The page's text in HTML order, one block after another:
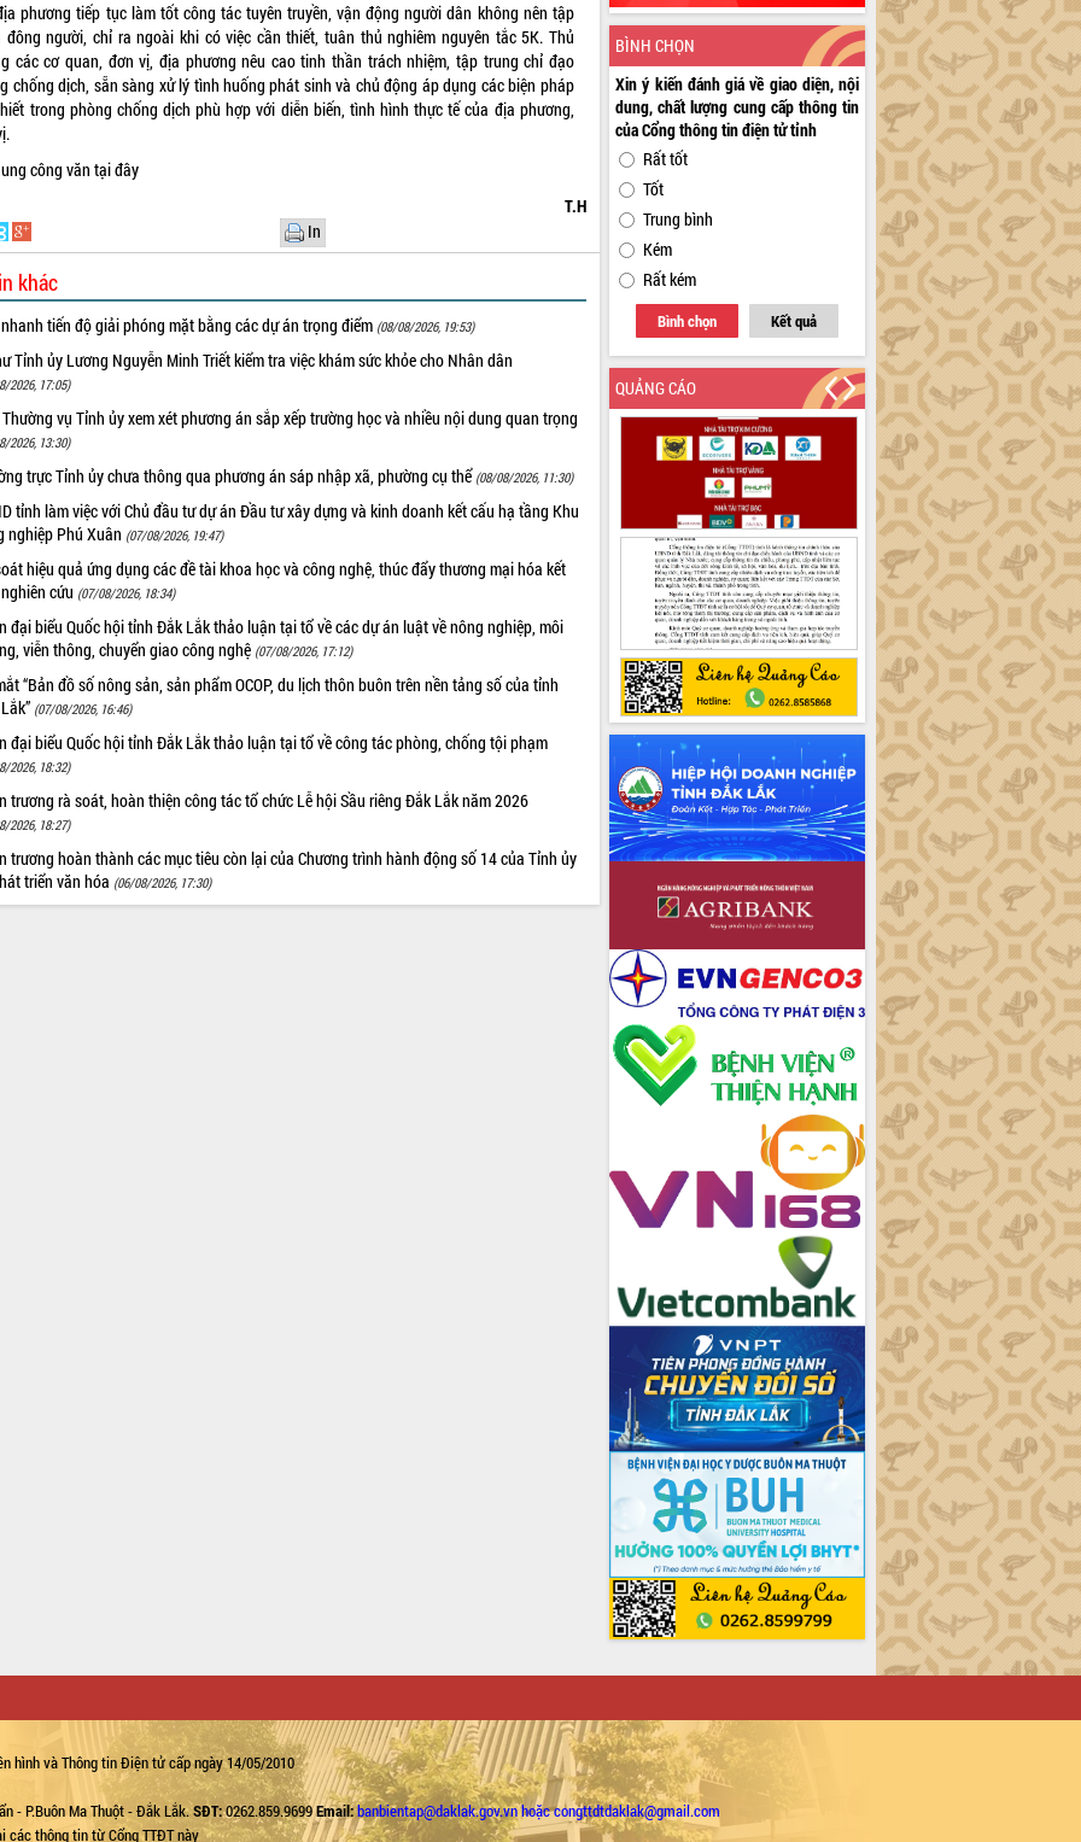
phương tiếp tục làm tốt công tác tuyên truyền, vận động người dân không nên tập
đông người, chỉ ra ngoài khi có việc cần thiết, tuân thủ nghiêm nguyên tắc 5K. Thủ
các cơ quan, đơn vị, địa phương nêu cao tinh thần trách nhiệm, tập trung chỉ đạo
chống dịch, sẵn sàng xử lý tình huống phát sinh và chủ động áp dụng các biện pháp
trong phòng chống dịch phù hợp với diễn biến, tình hình thực tế của địa phương,
công văn tạiđây
T.H
In
khác
tiến độ giải phóng mặt bằng các dự án trọng điểm (08/08/2026, 19:53)
Tỉnh ủy Lương Nguyễn Minh Triết kiểm tra việc khám sức khỏe cho Nhân dân
2026, 17:05)
vụ Tỉnh ủy xem xét phương án sắp xếp trường học và nhiều nội dung quan trọng
2026, 13:30)
trực Tỉnh ủy chưa thông qua phương án sáp nhập xã, phường cụ thể (08/08/2026, 11:30)
tỉnh làm việc với Chủ đầu tư dự án Đầu tư xây dựng và kinh doanh kết cấu hạ tầng Khu
nghiệp Phú Xuân (07/08/2026, 19:47)
hiệu quả ứng dụng các đề tài khoa học và công nghệ, thúc đẩy thương mại hóa kết
cứu (07/08/2026, 18:34)
đại biểu Quốc hội tỉnh Đắk Lắk thảo luận tại tổ về các dự án luật về nông nghiệp, môi
viễn thông, chuyển giao công nghệ (07/08/2026, 17:12)
“Bản đồ số nông sản, sản phẩm OCOP, du lịch thôn buôn trên nền tảng số của tỉnh
(07/08/2026, 16:46)
đại biểu Quốc hội tỉnh Đắk Lắk thảo luận tại tổ về công tác phòng, chống tội phạm
2026, 18:32)
trương rà soát, hoàn thiện công tác tổ chức Lễ hội Sầu riêng Đắk Lắk năm 2026
2026, 18:27)
trương hoàn thành các mục tiêu còn lại của Chương trình hành động số 14 của Tỉnh ủy
triển văn hóa (06/08/2026, 17:30)
BÌNH CHỌN
Xin ý kiến đánh giá về giao diện, nội
dung, chất lượng cung cấp thông tin
của Cổng thông tin điện tử tỉnh
Rất tốt
Tốt
Trung bình
Kém
Rất kém
Bình chọn Kết quả
QUẢNG CÁO
hình và Thông tin Điện tử cấp ngày 14/05/2010
- P.Buôn Ma Thuột - Đắk Lắk.SĐT:0262.859.9699Email:banbientap@daklak.gov.vn hoặc congttdtdaklak@gmail.com
các thông tin từ Cổng TTĐT này